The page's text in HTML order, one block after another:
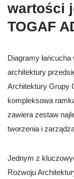
wartości
TOGAF
Diagramy
architektury
Architektury Grupy
kompleksowa
zawiera zestaw
tworzenia i
Jednym z
Rozwoju